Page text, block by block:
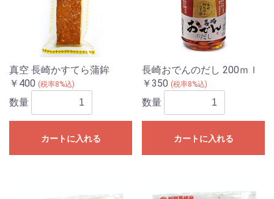
真空 長崎かすてら蒲鉾
￥400 (税率8%込)
数量
カートに入れる
長崎おでんのだし 200ｍｌ
￥350 (税率8%込)
数量
カートに入れる